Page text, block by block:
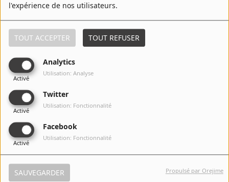
l'expérience de nos utilisateurs.
TOUT ACCEPTER TOUT REFUSER
Analytics
Activé
Utilisation: Analyse
Twitter
Activé
Utilisation: Fonctionnalité
Facebook
Activé
Utilisation: Fonctionnalité
SAUVEGARDER Propulsé par Orejime
Recherche d'un titre
SE CONNECTER
Après « Jusqu’à la garde », encore un rôle
puissant pour Denis MÉNOCHET dans
«GRÂCE À DIEU», le film choc de François
Ladislas CHOLLAT, un (immense) talent